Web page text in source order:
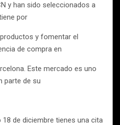
y han sido seleccionados a
por
y fomentar el
de compra en
Este mercado es uno
parte de su
18 de diciembre tienes una cita